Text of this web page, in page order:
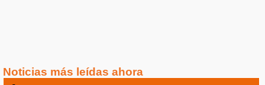
Noticias más leídas ahora